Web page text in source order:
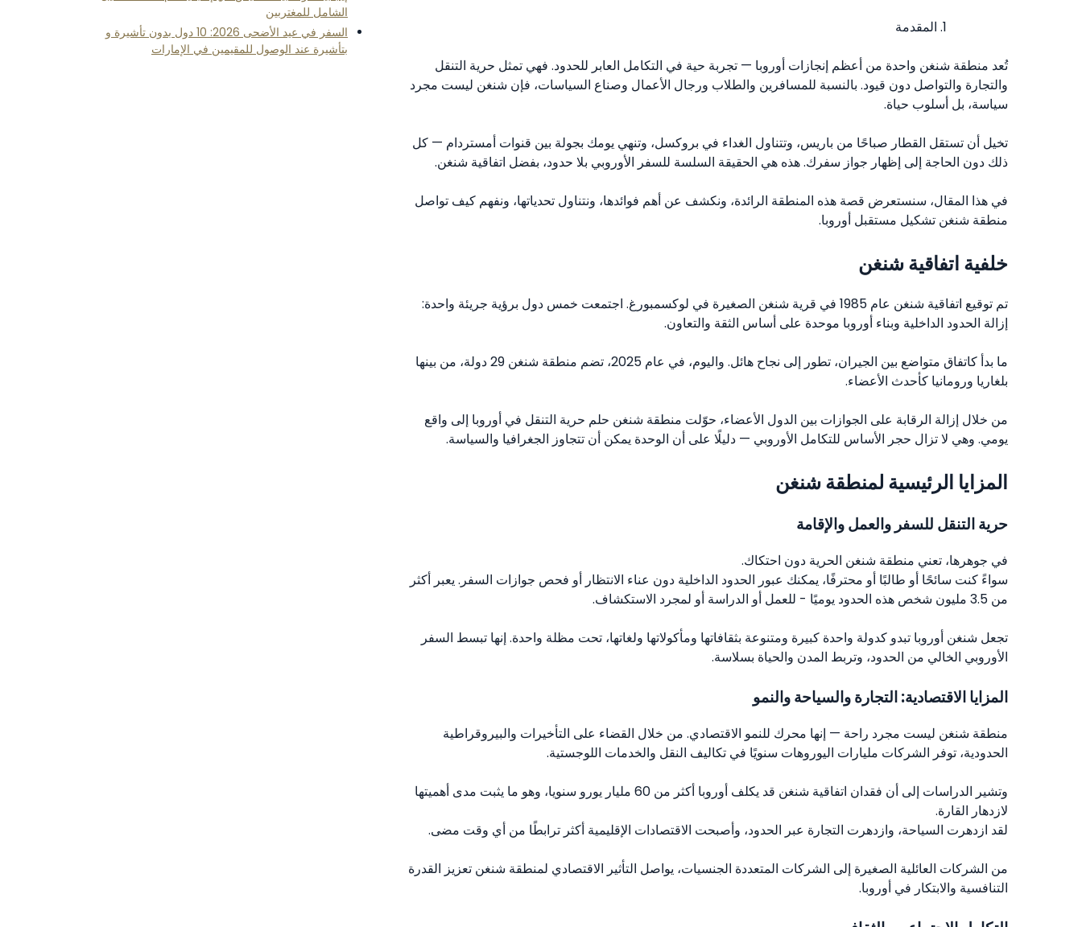
المقدمة
تُعد منطقة شنغن واحدة من أعظم إنجازات أوروبا — تجربة حية في التكامل العابر للحدود. فهي تمثل حرية التنقل
والتجارة والتواصل دون قيود. بالنسبة للمسافرين والطلاب ورجال الأعمال وصناع السياسات، فإن شنغن ليست مجرد
سياسة، بل أسلوب حياة.
تخيل أن تستقل القطار صباحًا من باريس، وتتناول الغداء في بروكسل، وتنهي يومك بجولة بين قنوات أمستردام — كل
ذلك دون الحاجة إلى إظهار جواز سفرك. هذه هي الحقيقة السلسة للسفر الأوروبي بلا حدود، بفضل اتفاقية شنغن.
في هذا المقال، سنستعرض قصة هذه المنطقة الرائدة، ونكشف عن أهم فوائدها، ونتناول تحدياتها، ونفهم كيف تواصل
منطقة شنغن تشكيل مستقبل أوروبا.
خلفية اتفاقية شنغن
تم توقيع اتفاقية شنغن عام 1985 في قرية شنغن الصغيرة في لوكسمبورغ. اجتمعت خمس دول برؤية جريئة واحدة:
إزالة الحدود الداخلية وبناء أوروبا موحدة على أساس الثقة والتعاون.
ما بدأ كاتفاق متواضع بين الجيران، تطور إلى نجاح هائل. واليوم، في عام 2025، تضم منطقة شنغن 29 دولة، من بينها
بلغاريا ورومانيا كأحدث الأعضاء.
من خلال إزالة الرقابة على الجوازات بين الدول الأعضاء، حوّلت منطقة شنغن حلم حرية التنقل في أوروبا إلى واقع
يومي. وهي لا تزال حجر الأساس للتكامل الأوروبي — دليلًا على أن الوحدة يمكن أن تتجاوز الجغرافيا والسياسة.
المزايا الرئيسية لمنطقة شنغن
حرية التنقل للسفر والعمل والإقامة
في جوهرها، تعني منطقة شنغن الحرية دون احتكاك.
سواءً كنت سائحًا أو طالبًا أو محترفًا، يمكنك عبور الحدود الداخلية دون عناء الانتظار أو فحص جوازات السفر. يعبر أكثر
من 3.5 مليون شخص هذه الحدود يوميًا - للعمل أو الدراسة أو لمجرد الاستكشاف.
تجعل شنغن أوروبا تبدو كدولة واحدة كبيرة ومتنوعة بثقافاتها ومأكولاتها ولغاتها، تحت مظلة واحدة. إنها تبسط السفر
الأوروبي الخالي من الحدود، وتربط المدن والحياة بسلاسة.
المزايا الاقتصادية: التجارة والسياحة والنمو
منطقة شنغن ليست مجرد راحة — إنها محرك للنمو الاقتصادي. من خلال القضاء على التأخيرات والبيروقراطية
الحدودية، توفر الشركات مليارات اليوروهات سنويًا في تكاليف النقل والخدمات اللوجستية.
وتشير الدراسات إلى أن فقدان اتفاقية شنغن قد يكلف أوروبا أكثر من 60 مليار يورو سنويا، وهو ما يثبت مدى أهميتها
لازدهار القارة.
لقد ازدهرت السياحة، وازدهرت التجارة عبر الحدود، وأصبحت الاقتصادات الإقليمية أكثر ترابطًا من أي وقت مضى.
من الشركات العائلية الصغيرة إلى الشركات المتعددة الجنسيات، يواصل التأثير الاقتصادي لمنطقة شنغن تعزيز القدرة
التنافسية والابتكار في أوروبا.
الشامل للمغتربين
السفر في عيد الأضحى 2026: 10 دول بدون تأشيرة و
بتأشيرة عند الوصول للمقيمين في الإمارات